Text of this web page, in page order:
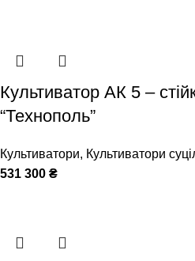
Культиватор АК 5 –
“Технополь”
Культиватори, Культиватори
531 300 ₴